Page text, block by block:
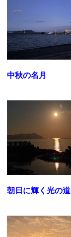
中秋の名月
朝日に輝く光の道